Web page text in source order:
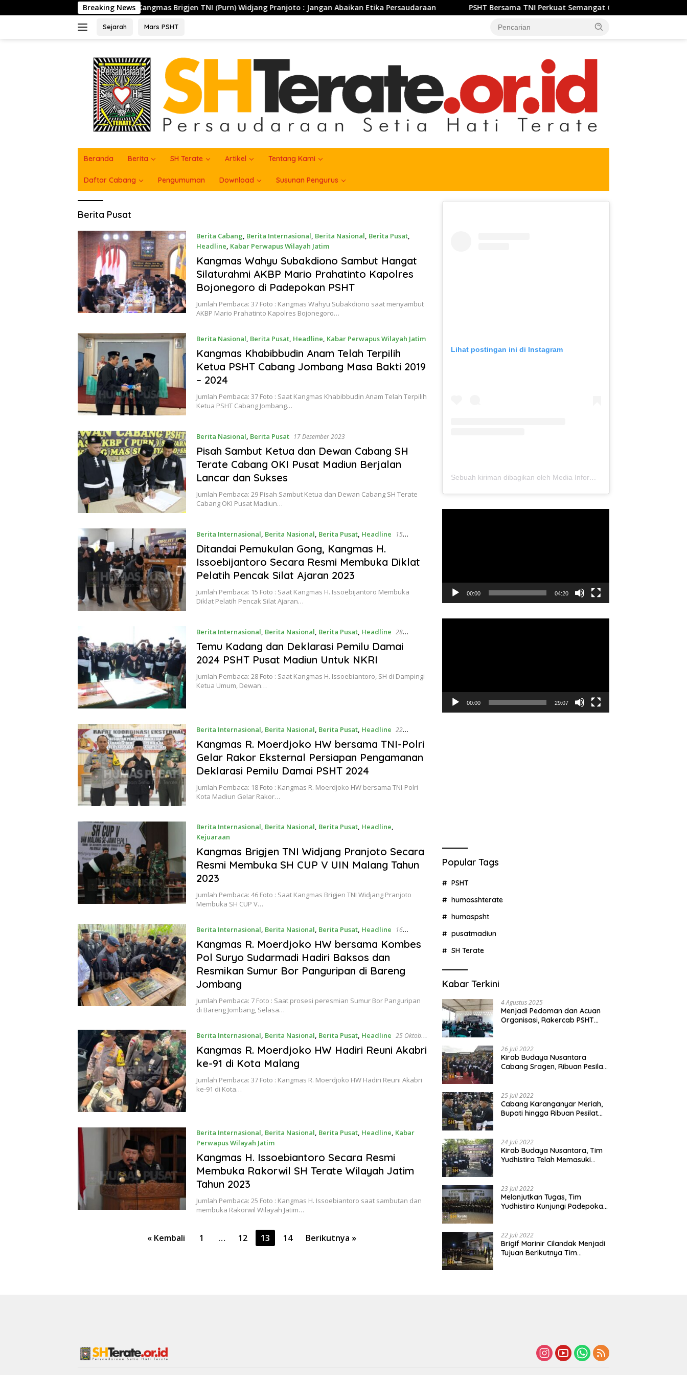
ke
Breaking News
PSHT di PAM, Kangmas Brigjen TNI (Purn) Widjang Pranjoto : Jangan Abaikan Etika Persaudaraan PSHT Bersama TNI Perkuat Semangat Gotong Royong, Sukseskan
Sejarah Mars PSHT
Beranda Berita SH Terate Artikel Tentang Kami
Daftar Cabang Pengumuman Download Susunan Pengurus
Berita Pusat
Berita Cabang, Berita Internasional, Berita Nasional, Berita Pusat,
Headline, Kabar Perwapus Wilayah Jatim
26 Desember 2023
Kangmas Wahyu Subakdiono Sambut Hangat
Silaturahmi AKBP Mario Prahatinto Kapolres
Bojonegoro di Padepokan PSHT
Jumlah Pembaca: 37 Foto : Kangmas Wahyu Subakdiono saat menyambut
AKBP Mario Prahatinto Kapolres Bojonegoro…
Berita Nasional, Berita Pusat, Headline, Kabar Perwapus Wilayah Jatim
22 Desember 2023
Kangmas Khabibbudin Anam Telah Terpilih
Ketua PSHT Cabang Jombang Masa Bakti 2019
– 2024
Jumlah Pembaca: 37 Foto : Saat Kangmas Khabibbudin Anam Telah Terpilih
Ketua PSHT Cabang Jombang…
Berita Nasional, Berita Pusat 17 Desember 2023
Pisah Sambut Ketua dan Dewan Cabang SH
Terate Cabang OKI Pusat Madiun Berjalan
Lancar dan Sukses
Jumlah Pembaca: 29 Pisah Sambut Ketua dan Dewan Cabang SH Terate
Cabang OKI Pusat Madiun…
Berita Internasional, Berita Nasional, Berita Pusat, Headline
15
Desember 2023
Ditandai Pemukulan Gong, Kangmas H.
Issoebijantoro Secara Resmi Membuka Diklat
Pelatih Pencak Silat Ajaran 2023
Jumlah Pembaca: 15 Foto : Saat Kangmas H. Issoebijantoro Membuka
Diklat Pelatih Pencak Silat Ajaran…
Berita Internasional, Berita Nasional, Berita Pusat, Headline 28
November 2023
Temu Kadang dan Deklarasi Pemilu Damai
2024 PSHT Pusat Madiun Untuk NKRI
Jumlah Pembaca: 28 Foto : Saat Kangmas H. Issoebiantoro, SH di Dampingi
Ketua Umum, Dewan…
Berita Internasional, Berita Nasional, Berita Pusat, Headline 22
November 2023
Kangmas R. Moerdjoko HW bersama TNI-Polri
Gelar Rakor Eksternal Persiapan Pengamanan
Deklarasi Pemilu Damai PSHT 2024
Jumlah Pembaca: 18 Foto : Kangmas R. Moerdjoko HW bersama TNI-Polri
Kota Madiun Gelar Rakor…
Berita Internasional, Berita Nasional, Berita Pusat, Headline,
Kejuaraan
18 November 2023
Kangmas Brigjen TNI Widjang Pranjoto Secara
Resmi Membuka SH CUP V UIN Malang Tahun
2023
Jumlah Pembaca: 46 Foto : Saat Kangmas Brigjen TNI Widjang Pranjoto
Membuka SH CUP V…
Berita Internasional, Berita Nasional, Berita Pusat, Headline
16
November 2023
Kangmas R. Moerdjoko HW bersama Kombes
Pol Suryo Sudarmadi Hadiri Baksos dan
Resmikan Sumur Bor Panguripan di Bareng
Jombang
Jumlah Pembaca: 7 Foto : Saat prosesi peresmian Sumur Bor Panguripan
di Bareng Jombang, Selasa…
Berita Internasional, Berita Nasional, Berita Pusat, Headline 25 Oktober
2023
Kangmas R. Moerdjoko HW Hadiri Reuni Akabri
ke-91 di Kota Malang
Jumlah Pembaca: 37 Foto : Kangmas R. Moerdjoko HW Hadiri Reuni Akabri
ke-91 di Kota…
Berita Internasional, Berita Nasional, Berita Pusat, Headline, Kabar
Perwapus Wilayah Jatim
8 Oktober 2023
Kangmas H. Issoebiantoro Secara Resmi
Membuka Rakorwil SH Terate Wilayah Jatim
Tahun 2023
Jumlah Pembaca: 25 Foto : Kangmas H. Issoebiantoro saat sambutan dan
membuka Rakorwil Wilayah Jatim…
« Kembali 1 … 12 13 14 Berikutnya »
Lihat postingan ini di Instagram
Sebuah kiriman dibagikan oleh Media Informasi Dewan Pusat Persaudaraan Setia Hati Terate (@media.dewanpusat)
00:00 04:20
00:00 29:07
Popular Tags
PSHT
humasshterate
humaspsht
pusatmadiun
SH Terate
Kabar Terkini
4 Agustus 2025
Menjadi Pedoman dan Acuan
Organisasi, Rakercab PSHT
Kerja, Berjalan Lancar dan
Sukses
26 Juli 2022
Kirab Budaya Nusantara
Cabang Sragen, Ribuan Pesilat
25 Juli 2022
Cabang Karanganyar Meriah,
Bupati hingga Ribuan Pesilat
24 Juli 2022
Kirab Budaya Nusantara, Tim
Yudhistira Telah Memasuki
23 Juli 2022
Melanjutkan Tugas, Tim
Yudhistira Kunjungi Padepokan
22 Juli 2022
Brigif Marinir Cilandak Menjadi
Tujuan Berikutnya Tim